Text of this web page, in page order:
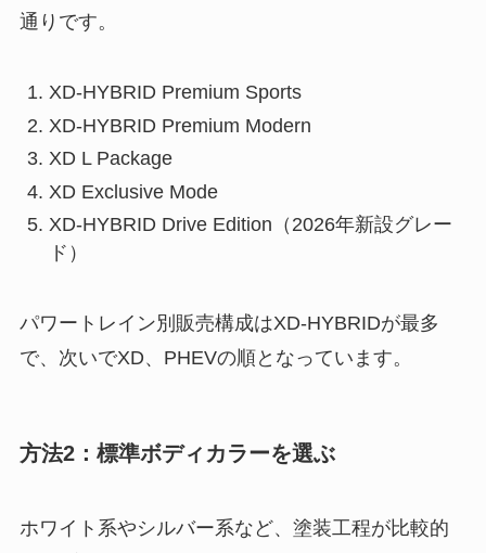
通りです。
XD-HYBRID Premium Sports
XD-HYBRID Premium Modern
XD L Package
XD Exclusive Mode
XD-HYBRID Drive Edition（2026年新設グレー
ド）
パワートレイン別販売構成はXD-HYBRIDが最多
で、次いでXD、PHEVの順となっています。
方法2：標準ボディカラーを選ぶ
ホワイト系やシルバー系など、塗装工程が比較的